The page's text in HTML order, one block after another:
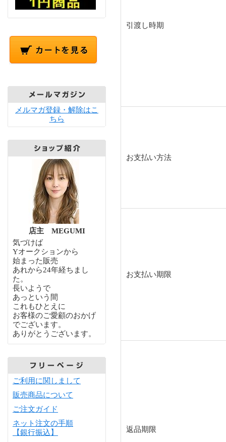
メルマガ登録・解除はこ
ちら
店主 MEGUMI
気づけば
Yオークションから
始まった販売
あれから24年経ちまし
た。
長いようで
あっという間
これもひとえに
お客様のご愛顧のおかげ
でございます。
ありがとうございます。
ご利用に関しまして
販売商品について
ご注文ガイド
ネット注文の手順
【銀行振込】
引渡し時期
お支払い方法
お支払い期限
返品期限